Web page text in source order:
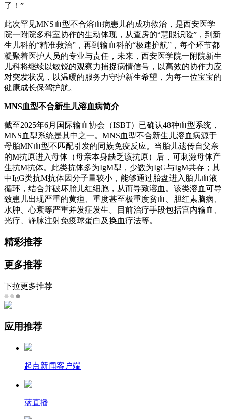
了！”
此次罕见MNS血型不合溶血病患儿的成功救治，是西安医学
院一附院多科室协作的生动体现，从查房的“慧眼识险”，到新
生儿科的“精准救治”，再到输血科的“极速护航”，每个环节都
凝聚着医护人员的专业与责任，未来，西安医学院一附院新生
儿科将继续以敏锐的观察力捕捉病情信号，以高效的协作力应
对突发状况，以温暖的服务力守护新生希望，为每一位宝宝的
健康成长保驾护航。
MNS血型不合新生儿溶血病简介
截至2025年6月国际输血协会（ISBT）已确认48种血型系统，
MNS血型系统是其中之一。MNS血型不合新生儿溶血病源于
母胎MN血型不匹配引发的同族免疫反应。当胎儿遗传自父亲
的M抗原进入母体（母亲本身缺乏该抗原）后，可刺激母体产
生抗M抗体。此类抗体多为IgM型，少数为IgG与IgM共存；其
中IgG类抗M抗体因分子量较小，能够通过胎盘进入胎儿血液
循环，结合并破坏胎儿红细胞，从而导致溶血。该类溶血可导
致患儿出现严重的黄疸、重度甚至极重度贫血、胆红素脑病、
水肿、心衰等严重并发症发生。目前治疗手段包括宫内输血、
光疗、静脉注射免疫球蛋白及换血疗法等。
精彩推荐
更多推荐
下拉更多推荐
应用推荐
起点新闻客户端
蓝直播